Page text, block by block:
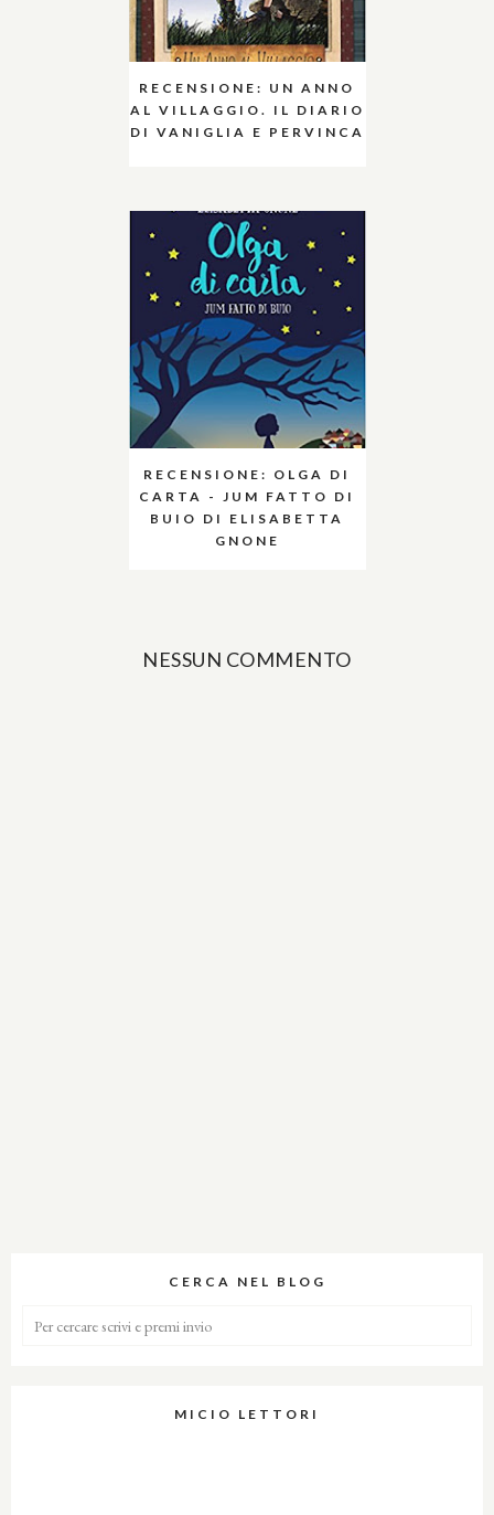
RECENSIONE: UN ANNO
AL VILLAGGIO. IL DIARIO
DI VANIGLIA E PERVINCA
RECENSIONE: OLGA DI
CARTA - JUM FATTO DI
BUIO DI ELISABETTA
GNONE
NESSUN COMMENTO
CERCA NEL BLOG
MICIO LETTORI